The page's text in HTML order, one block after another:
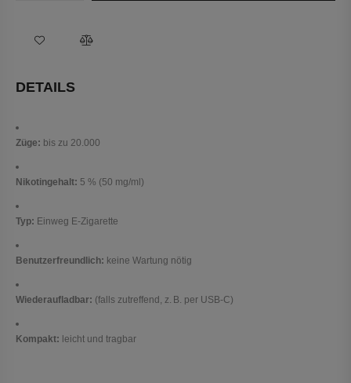
DETAILS
Züge: bis zu 20.000
Nikotingehalt: 5 % (50 mg/ml)
Typ: Einweg E-Zigarette
Benutzerfreundlich: keine Wartung nötig
Wiederaufladbar: (falls zutreffend, z. B. per USB-C)
Kompakt: leicht und tragbar